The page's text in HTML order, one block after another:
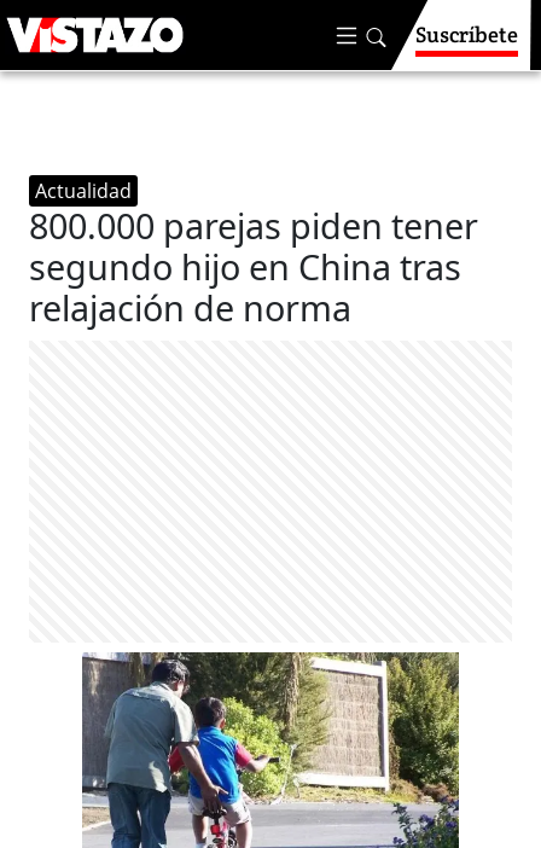
Suscríbete
Actualidad
800.000 parejas piden tener
segundo hijo en China tras
relajación de norma